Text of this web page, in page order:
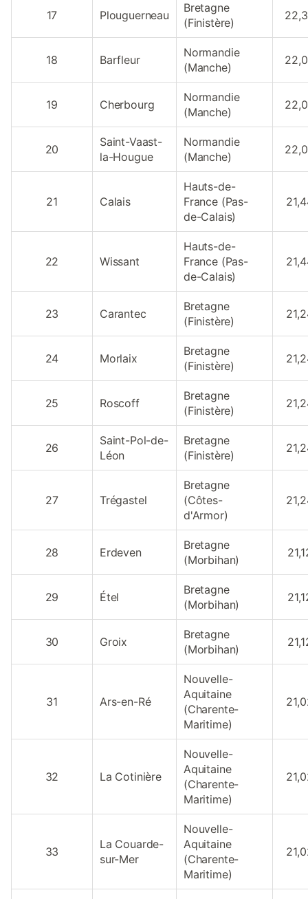
17 Plouguerneau
Bretagne
(Finistère)
18 Barfleur
Normandie
(Manche)
19 Cherbourg
Normandie
(Manche)
20
Saint-Vaast-
la-Hougue
Normandie
(Manche)
21 Calais
Hauts-de-
France (Pas-
de-Calais)
22 Wissant
Hauts-de-
France (Pas-
de-Calais)
23 Carantec
Bretagne
(Finistère)
24 Morlaix
Bretagne
(Finistère)
25 Roscoff
Bretagne
(Finistère)
26
Saint-Pol-de-
Léon
Bretagne
(Finistère)
27 Trégastel
Bretagne
(Côtes-
d'Armor)
28 Erdeven
Bretagne
(Morbihan)
29 Étel
Bretagne
(Morbihan)
30 Groix
Bretagne
(Morbihan)
31 Ars-en-Ré
Nouvelle-
Aquitaine
(Charente-
Maritime)
32 La Cotinière
Nouvelle-
Aquitaine
(Charente-
Maritime)
33
La Couarde-
sur-Mer
Nouvelle-
Aquitaine
(Charente-
Maritime)